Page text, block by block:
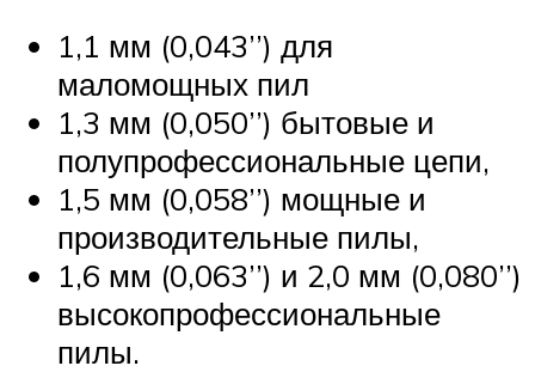
1,1 мм (0,043’’) для
маломощных пил
1,3 мм (0,050’’) бытовые и
полупрофессиональные цепи,
1,5 мм (0,058’’) мощные и
производительные пилы,
1,6 мм (0,063’’) и 2,0 мм (0,080’’)
высокопрофессиональные
пилы.